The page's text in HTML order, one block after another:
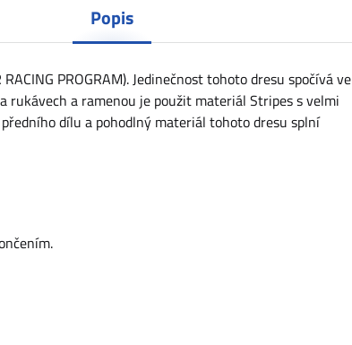
Popis
PROGRAM). Jedinečnost tohoto dresu spočívá ve
a ramenou je použit materiál Stripes s velmi
dílu a pohodlný materiál tohoto dresu splní